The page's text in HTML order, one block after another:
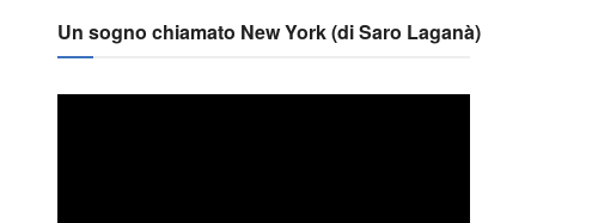
Un sogno chiamato New York (di Saro Laganà)